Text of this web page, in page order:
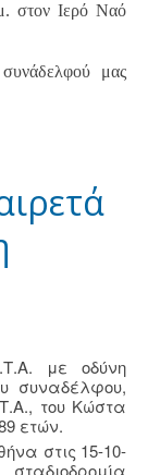
στον Ιερό Ναό
μας
με οδύνη
συναδέλφου,
του Κώστα
ετών.
στις 15-10-